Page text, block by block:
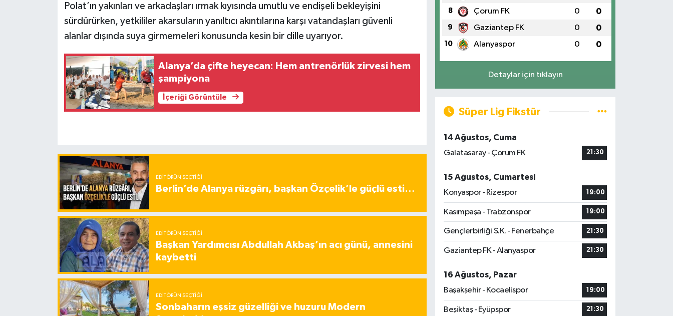
Polat’ın yakınları ve arkadaşları ırmak kıyısında umutlu ve endişeli bekleyişini
sürdürürken, yetkililer akarsuların yanıltıcı akıntılarına karşı vatandaşları güvenli
alanlar dışında suya girmemeleri konusunda kesin bir dille uyarıyor.
Alanya’da çifte heyecan: Hem antrenörlük zirvesi hem
şampiyona
İçeriği Görüntüle
EDITÖRÜN SEÇTIĞI
Berlin’de Alanya rüzgârı, başkan Özçelik’le güçlü esti…
EDITÖRÜN SEÇTIĞI
Başkan Yardımcısı Abdullah Akbaş’ın acı günü, annesini
kaybetti
EDITÖRÜN SEÇTIĞI
Sonbaharın eşsiz güzelliği ve huzuru Modern
8 Çorum FK 0 0
9 Gaziantep FK 0 0
10 Alanyaspor 0 0
Detaylar için tıklayın
Süper Lig Fikstür
14 Ağustos, Cuma
Galatasaray - Çorum FK
21:30
15 Ağustos, Cumartesi
Konyaspor - Rizespor
19:00
Kasımpaşa - Trabzonspor 19:00
Gençlerbirliği S.K. - Fenerbahçe 21:30
Gaziantep FK - Alanyaspor 21:30
16 Ağustos, Pazar
Başakşehir - Kocaelispor
19:00
Beşiktaş - Eyüpspor 21:30